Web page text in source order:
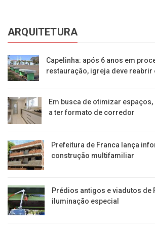
ARQUITETURA
Capelinha: após 6 anos em
restauração, igreja deve reabrir
Em busca de otimizar
a ter formato de corredor
Prefeitura de Franca lança
construção multifamiliar
Prédios antigos e viadutos de
iluminação especial